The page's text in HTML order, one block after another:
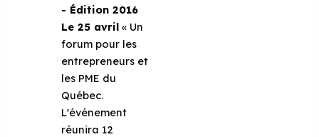
- Édition 2016
Le 25 avril « Un
forum pour les
entrepreneurs et
les PME du
Québec.
L'événement
réunira 12